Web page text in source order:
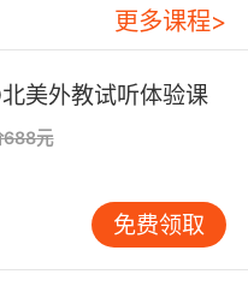
a SEC.
me? I'll be out in a
更多课程>
美外教试听体验课
688元
免费领取